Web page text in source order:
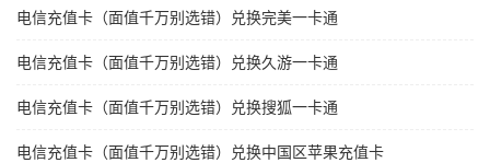
电信充值卡（面值千万别选错）兑换完美一卡通
电信充值卡（面值千万别选错）兑换久游一卡通
电信充值卡（面值千万别选错）兑换搜狐一卡通
电信充值卡（面值千万别选错）兑换中国区苹果充值卡